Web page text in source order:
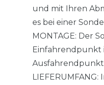
und mit Ihren
es bei einer
MONTAGE: Der
Einfahrendpunkt